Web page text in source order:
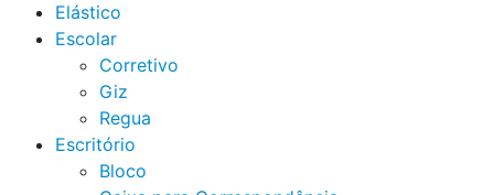
Elástico
Escolar
Corretivo
Giz
Regua
Escritório
Bloco